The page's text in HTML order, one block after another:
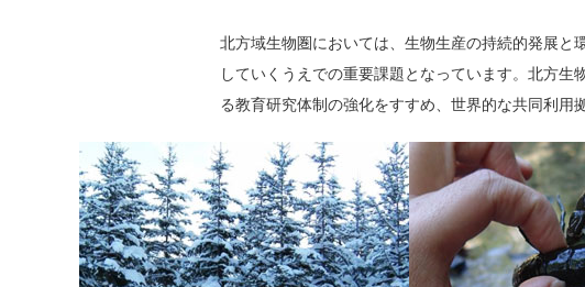
北方域生物圏においては、生物生産の持続的発展
していくうえでの重要課題となっています。北方
る教育研究体制の強化をすすめ、世界的な共同利用